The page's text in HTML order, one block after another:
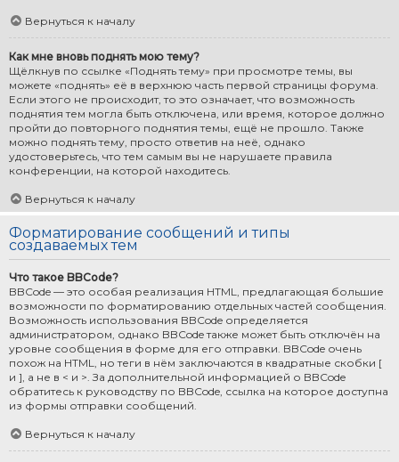
Вернуться к началу
Как мне вновь поднять мою тему?
Щёлкнув по ссылке «Поднять тему» при просмотре темы, вы
можете «поднять» её в верхнюю часть первой страницы форума.
Если этого не происходит, то это означает, что возможность
поднятия тем могла быть отключена, или время, которое должно
пройти до повторного поднятия темы, ещё не прошло. Также
можно поднять тему, просто ответив на неё, однако
удостоверьтесь, что тем самым вы не нарушаете правила
конференции, на которой находитесь.
Вернуться к началу
Форматирование сообщений и типы
создаваемых тем
Что такое BBCode?
BBCode — это особая реализация HTML, предлагающая большие
возможности по форматированию отдельных частей сообщения.
Возможность использования BBCode определяется
администратором, однако BBCode также может быть отключён на
уровне сообщения в форме для его отправки. BBCode очень
похож на HTML, но теги в нём заключаются в квадратные скобки [
и ], а не в < и >. За дополнительной информацией о BBCode
обратитесь к руководству по BBCode, ссылка на которое доступна
из формы отправки сообщений.
Вернуться к началу